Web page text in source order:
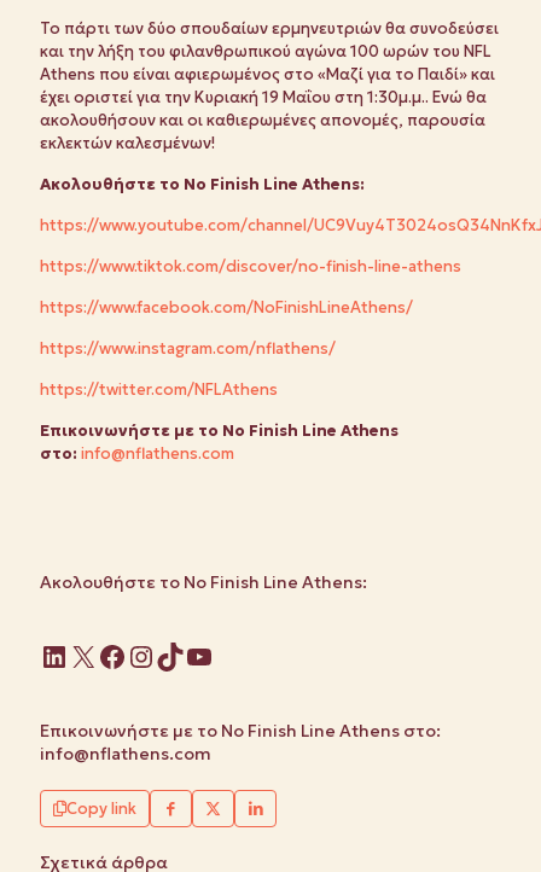
Το πάρτι των δύο σπουδαίων ερμηνευτριών θα συνοδεύσει
και την λήξη του φιλανθρωπικού αγώνα 100 ωρών του NFL
Athens που είναι αφιερωμένος στο «Μαζί για το Παιδί» και
έχει οριστεί για την Κυριακή 19 Μαΐου στη 1:30μ.μ.. Ενώ θα
ακολουθήσουν και οι καθιερωμένες απονομές, παρουσία
εκλεκτών καλεσμένων!
Ακολουθήστε το No Finish Line Athens:
https://www.youtube.com/channel/
https://www.tiktok.com/discover/no-finish-line-athens
https://www.facebook.com/NoFinishLineAthens/
https://www.instagram.com/nflathens/
https://twitter.com/NFLAthens
Επικοινωνήστε με το No Finish Line Athens
στο: info@nflathens.com
Ακολουθήστε το No Finish Line Athens:
Linkedin
X Facebook
Instagram
TikTok
YouTube
Επικοινωνήστε με το No Finish Line Athens στο:
info@nflathens.com
Copy link
Σχετικά άρθρα